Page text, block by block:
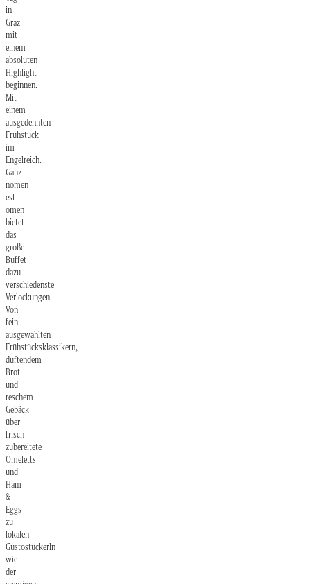
in
Graz
mit
einem
absoluten
Highlight
beginnen.
Mit
einem
ausgedehnten
Frühstück
im
Engelreich.
Ganz
nomen
est
omen
bietet
das
große
Buffet
dazu
verschiedenste
Verlockungen.
Von
fein
ausgewählten
Frühstücksklassikern,
duftendem
Brot
und
reschem
Gebäck
über
frisch
zubereitete
Omeletts
und
Ham
&
Eggs
zu
lokalen
Gustostückerln
wie
der